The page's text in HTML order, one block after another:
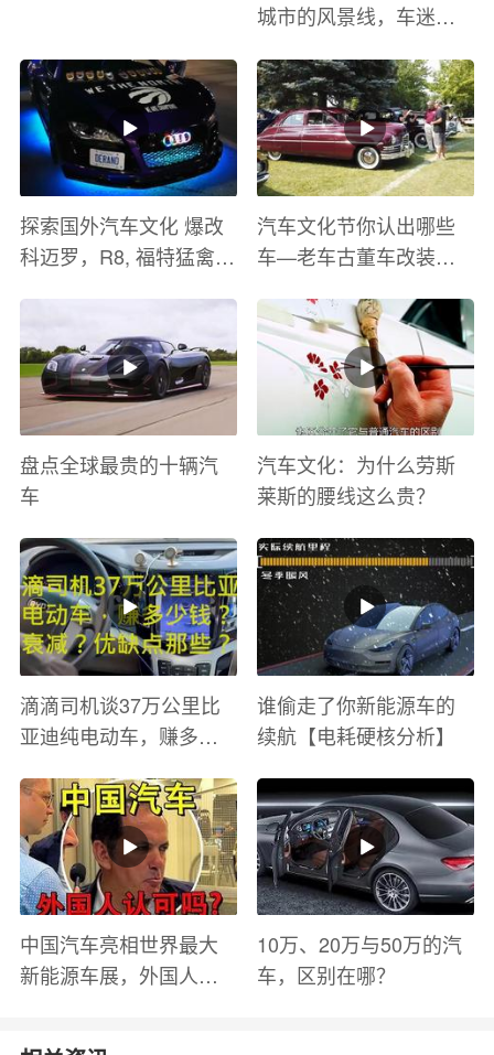
城市的风景线，车迷的
探索国外汽车文化 爆改
科迈罗，R8, 福特猛禽
汽车文化节你认出哪些
车—老车古董车改装车
盘点全球最贵的十辆汽
车
汽车文化：为什么劳斯
莱斯的腰线这么贵？
滴滴司机谈37万公里比
亚迪纯电动车，赚多少
有哪些？
谁偷走了你新能源车的
续航【电耗硬核分析】
中国汽车亮相世界最大
新能源车展，外国人怎
10万、20万与50万的汽
车，区别在哪？